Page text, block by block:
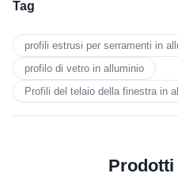
Tag
profili estrusi per serramenti in
profilo di vetro in alluminio
Profili del telaio della finestra in